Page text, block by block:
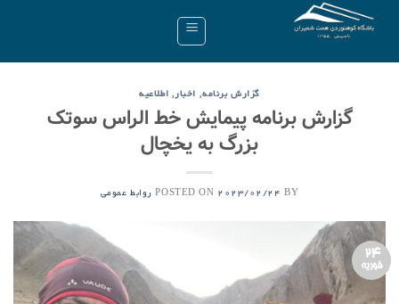
گزارش برنامه, اخبار, اطلاعیه
گزارش برنامه پیمایش خط الراس سوتک
بزرگ به یخچال
POSTED ON 2023/02/24 BY روابط عمومی
24
فوریه